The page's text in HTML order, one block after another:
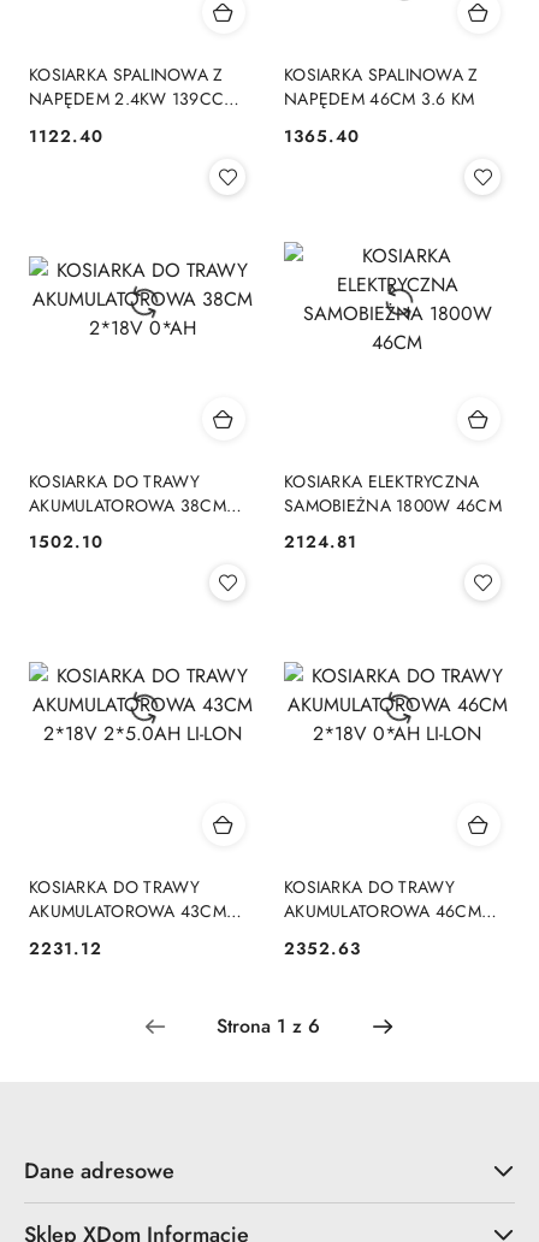
KOSIARKA SPALINOWA Z
NAPĘDEM 2.4KW 139CC
Cena:
1122.40
KOSIARKA SPALINOWA Z
NAPĘDEM 46CM 3.6 KM
Cena:
1365.40
KOSIARKA DO TRAWY
AKUMULATOROWA 38CM
Cena:
1502.10
KOSIARKA ELEKTRYCZNA
SAMOBIEŻNA 1800W 46CM
Cena:
2124.81
KOSIARKA DO TRAWY
AKUMULATOROWA 43CM
Cena:
2231.12
KOSIARKA DO TRAWY
AKUMULATOROWA 46CM
Cena:
2352.63
Dane adresowe
Sklep XDom Informacje